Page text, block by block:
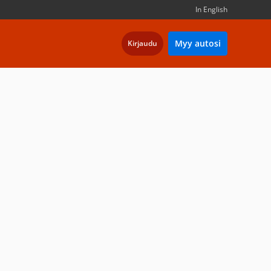
In English
Kirjaudu Myy autosi